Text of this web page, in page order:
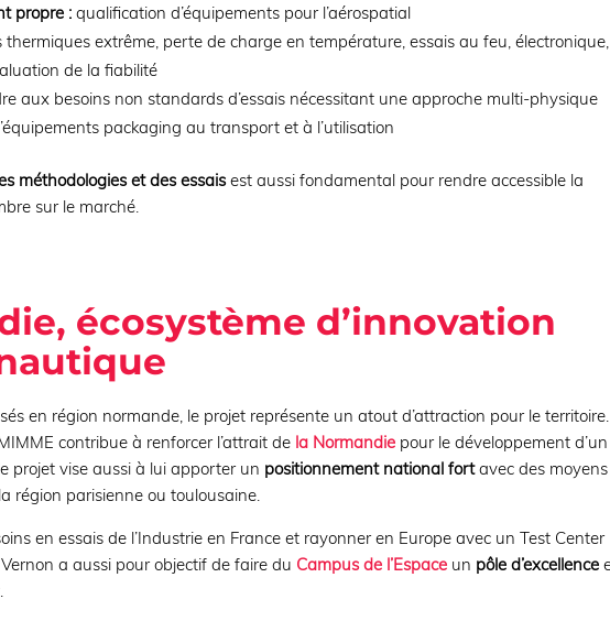
propre :qualification d’équipements pour l’aérospatial
thermiques extrême, perte de charge en température, essais au feu, électronique,
de la fiabilité
aux besoins non standards d’essais nécessitant une approche multi-physique
packaging au transport et à l’utilisation
méthodologies et des essaisest aussi fondamental pour rendre accessible la
sur le marché.
écosystème d’innovation
en région normande, le projet représente un atout d’attraction pour le territoire.
contribue à renforcer l’attrait de la Normandie pour le développement d’un
projet vise aussi à lui apporter un positionnement national fortavec des moyens
région parisienne ou toulousaine.
en essais de l’Industrie en France et rayonner en Europe avec un Test Center
a aussi pour objectif de faire du Campus de l’Espace un pôle d’excellence